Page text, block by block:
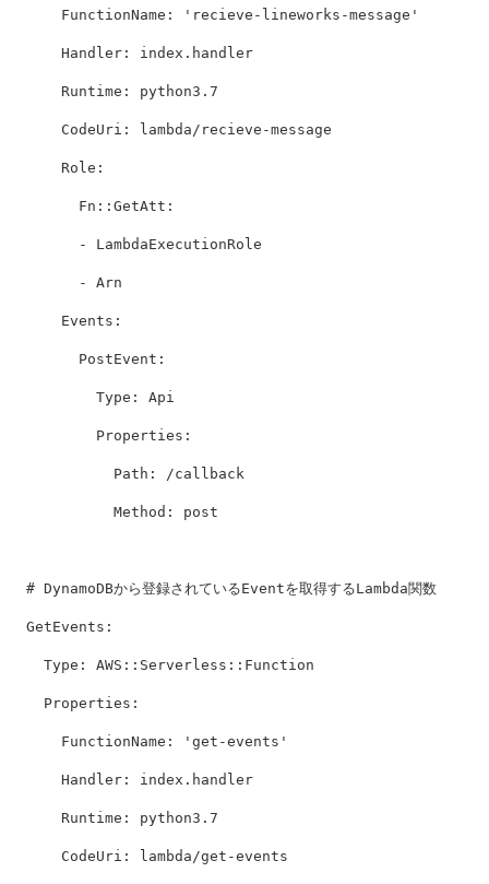
FunctionName : ' recieve-lineworks-message'
Handler : index.handler
Runtime : python3.7
CodeUri : lambda/recieve-message
Role :
Fn::GetAtt:
- LambdaExecutionRole
- Arn
Events :
PostEvent :
Type : Api
Properties :
Path : /callback
Method : post
# DynamoDBから登録されているEventを取得するLambda関数
GetEvents :
Type : AWS::Serverless::Function
Properties :
FunctionName : ' get-events'
Handler : index.handler
Runtime : python3.7
CodeUri : lambda/get-events